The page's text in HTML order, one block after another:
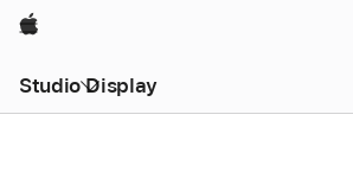
Apple
Studio Display